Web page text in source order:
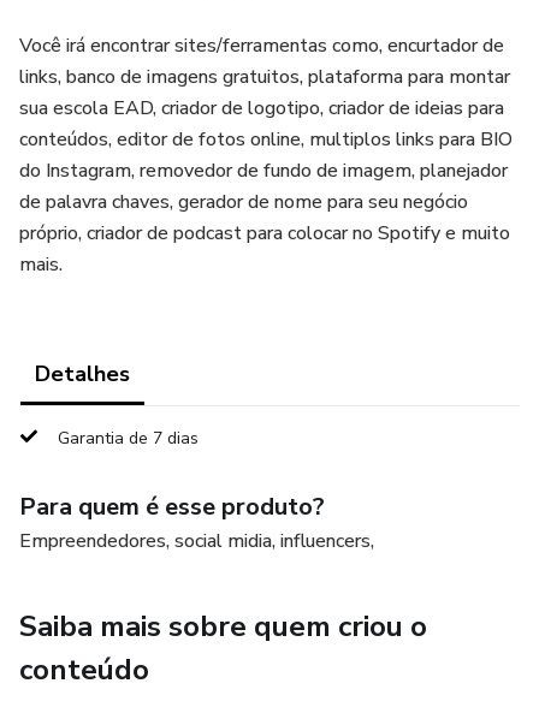
Você irá encontrar sites/ferramentas como, encurtador de
links, banco de imagens gratuitos, plataforma para montar
sua escola EAD, criador de logotipo, criador de ideias para
conteúdos, editor de fotos online, multiplos links para BIO
do Instagram, removedor de fundo de imagem, planejador
de palavra chaves, gerador de nome para seu negócio
próprio, criador de podcast para colocar no Spotify e muito
mais.
Detalhes
Garantia de 7 dias
Para quem é esse produto?
Empreendedores, social midia, influencers,
Saiba mais sobre quem criou o
conteúdo